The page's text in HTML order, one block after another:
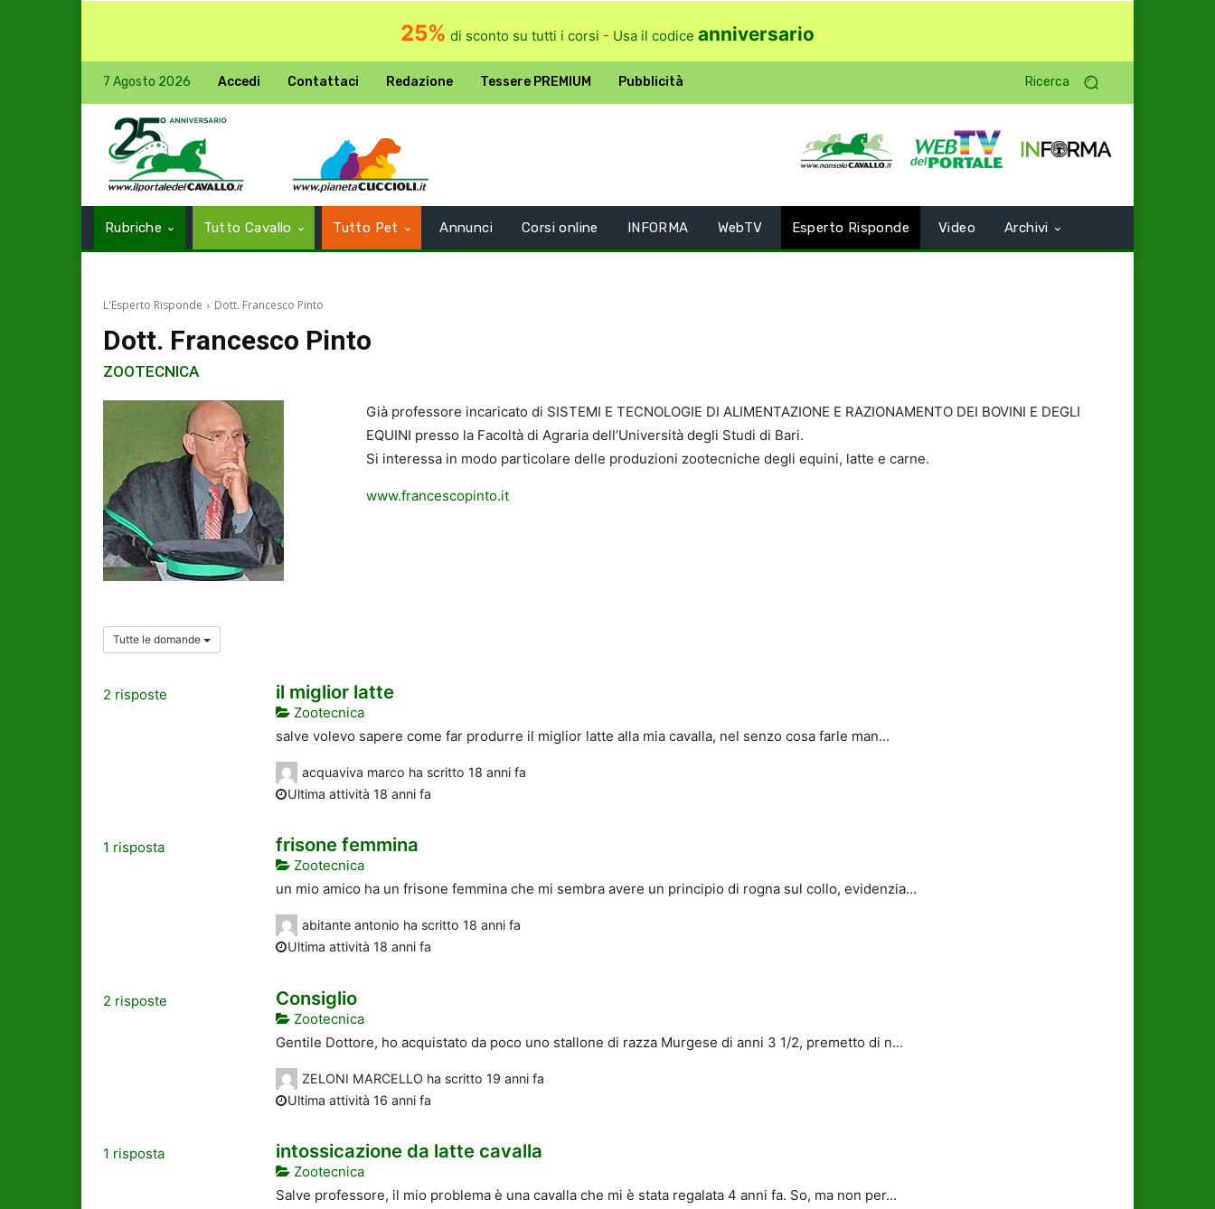
25% di sconto su tutti i corsi - Usa il codice anniversario
7 Agosto 2026 Accedi Contattaci Redazione Tessere PREMIUM Pubblicità Ricerca
Rubriche Tutto Cavallo Tutto Pet Annunci Corsi online INFORMA WebTV Esperto Risponde Video Archivi
L'Esperto Risponde Dott. Francesco Pinto
Dott. Francesco Pinto
ZOOTECNICA
Già professore incaricato di SISTEMI E TECNOLOGIE DI ALIMENTAZIONE E RAZIONAMENTO DEI BOVINI E DEGLI
EQUINI presso la Facoltà di Agraria dell’Università degli Studi di Bari.
Si interessa in modo particolare delle produzioni zootecniche degli equini, latte e carne.
www.francescopinto.it
Tutte le domande
2 risposte il miglior latte
Zootecnica
salve volevo sapere come far produrre il miglior latte alla mia cavalla, nel senzo cosa farle man...
acquaviva marco ha scritto 18 anni fa
Ultima attività 18 anni fa
1 risposta frisone femmina
Zootecnica
un mio amico ha un frisone femmina che mi sembra avere un principio di rogna sul collo, evidenzia...
abitante antonio ha scritto 18 anni fa
Ultima attività 18 anni fa
2 risposte Consiglio
Zootecnica
Gentile Dottore, ho acquistato da poco uno stallone di razza Murgese di anni 3 1/2, premetto di n...
ZELONI MARCELLO ha scritto 19 anni fa
Ultima attività 16 anni fa
1 risposta intossicazione da latte cavalla
Zootecnica
Salve professore, il mio problema è una cavalla che mi è stata regalata 4 anni fa. So, ma non per...